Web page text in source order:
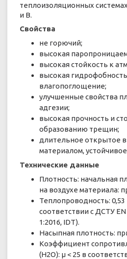
теплоизоляционных
и B.
Свойства
не горючий;
высокая
высокая стойкость к
высокая
влагопоглощение;
улучшенные свойства
адгезии;
высокая прочность и
образованию трещин;
длительное открытое
материалом,
Технические данные
Плотность: начальная
на воздухе материала:
Теплопроводность: 0,53
соответствии с ДСТУ EN
1:2016, IDT).
Насыпная плотность:
Коэффициент
(H2O): µ < 25 в